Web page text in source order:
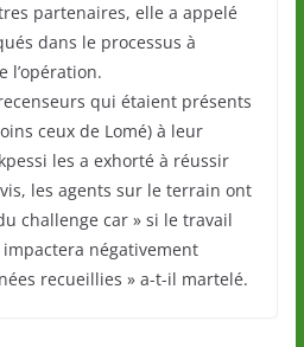
partenaires, elle a appelé
dans le processus à
l’opération.
qui étaient présents
ceux de Lomé) à leur
les a exhorté à réussir
les agents sur le terrain ont
challenge car » si le travail
négativement
recueillies » a-t-il martelé.